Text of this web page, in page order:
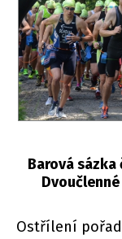
Barová
Ostřílení